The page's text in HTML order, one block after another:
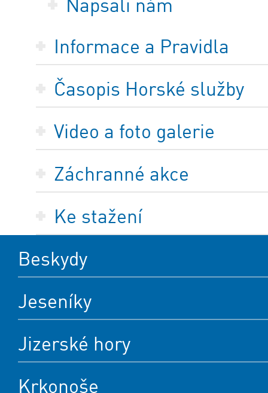
Napsali nám
Informace a Pravidla
Časopis Horské služby
Video a foto galerie
Záchranné akce
Ke stažení
Beskydy
Jeseníky
Jizerské hory
Krkonoše